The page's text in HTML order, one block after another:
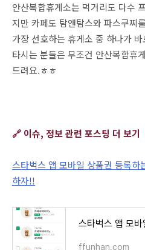
안산복합휴게소는 먹거리도 다수
지만 카페도 탐앤탐스와 파스쿠찌
가장 선호하는 휴게소 중 하나가
타시는 분들은 무조건 안산복합휴
드려요.ㅎㅎ
🔗 이슈, 정보 관련 포스팅 더 보기
스타벅스 앱 모바일 상품권 등록하
하자!!
ffunhan.com